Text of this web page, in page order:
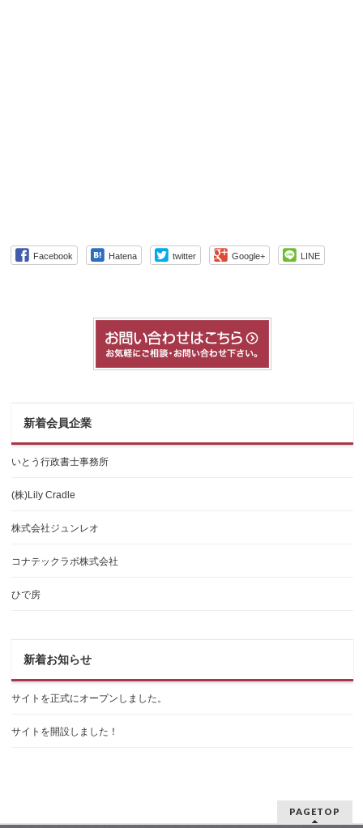
Facebook Hatena twitter Google+ LINE
新着会員企業
いとう行政書士事務所
(株)Lily Cradle
株式会社ジュンレオ
コナテックラボ株式会社
ひで房
新着お知らせ
サイトを正式にオープンしました。
サイトを開設しました！
PAGETOP